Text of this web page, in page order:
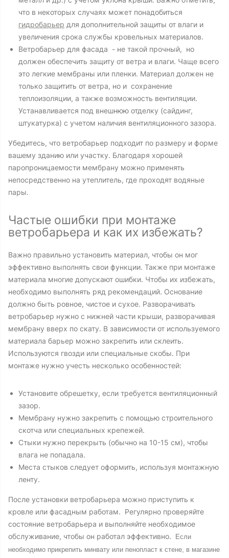
что в некоторых случаях может понадобиться
гидробарьер для дополнительной защиты от влаги и
увеличения срока службы кровельных материалов.
Ветробарьер для фасада - не такой прочный, но
должен обеспечить защиту от ветра и влаги. Чаще всего
это легкие мембраны или пленки. Материал должен не
только защитить от ветра, но и сохранение
теплоизоляции, а также возможность вентиляции.
Устанавливается под внешнюю отделку (сайдинг,
штукатурка) с учетом наличия вентиляционного зазора.
Убедитесь, что ветробарьер подходит по размеру и форме
вашему зданию или участку. Благодаря хорошей
паропроницаемости мембрану можно применять
непосредственно на утеплитель, где проходят водяные
пары.
Частые ошибки при монтаже
ветробарьера и как их избежать?
Важно правильно установить материал, чтобы он мог
эффективно выполнять свои функции. Также при монтаже
материала многие допускают ошибки. Чтобы их избежать,
необходимо выполнять ряд рекомендаций. Основание
должно быть ровное, чистое и сухое. Разворачивать
ветробарьер нужно с нижней части крыши, разворачивая
мембрану вверх по скату. В зависимости от используемого
материала барьер можно закрепить или склеить.
Используются гвозди или специальные скобы. При
монтаже нужно учесть несколько особенностей:
Установите обрешетку, если требуется вентиляционный
зазор.
Мембрану нужно закрепить с помощью строительного
скотча или специальных крепежей.
Стыки нужно перекрыть (обычно на 10-15 см), чтобы
влага не попадала.
Места стыков следует оформить, используя монтажную
ленту.
После установки ветробарьера можно приступить к
кровле или фасадным работам. Регулярно проверяйте
состояние ветробарьера и выполняйте необходимое
обслуживание, чтобы он работал эффективно.
Если
необходимо прикрепить минвату или пенопласт к стене, в магазине